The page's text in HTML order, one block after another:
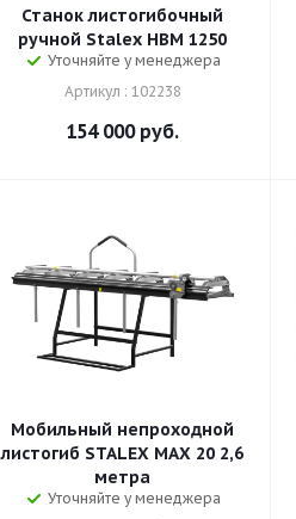
Станок листогибочный
ручной Stalex HBM 1250
Уточняйте у менеджера
Артикул : 102238
154 000руб.
Мобильный непроходной
листогиб STALEX MAX 20 2,6
метра
Уточняйте у менеджера